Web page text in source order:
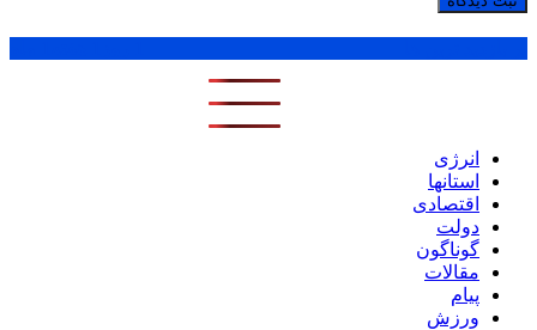
انرژی
استانها
اقتصادی
دولت
گوناگون
مقالات
پیام
ورزش